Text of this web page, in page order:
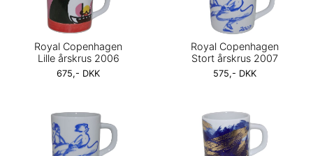
Royal Copenhagen
Lille årskrus 2006
675,- DKK
Royal Copenhagen
Stort årskrus 2007
575,- DKK